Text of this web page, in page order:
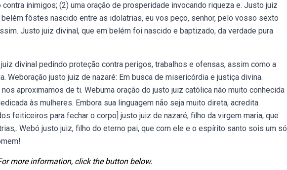
inimigos; (2) uma oração de prosperidade invocando riqueza e. Justo juiz
fôstes nascido entre as idolatrias, eu vos peço, senhor, pelo vosso sexto
Justo juiz divinal, que em belém foi nascido e baptizado, da verdade pura
divinal pedindo proteção contra perigos, trabalhos e ofensas, assim como a
Weboração justo juiz de nazaré: Em busca de misericórdia e justiça divina.
aproximamos de ti. Webuma oração do justo juiz católica não muito conhecida
às mulheres. Embora sua linguagem não seja muito direta, acredita.
feiticeiros para fechar o corpo] justo juiz de nazaré, filho da virgem maria, que
Webó justo juiz, filho do eterno pai, que com ele e o espírito santo sois um só
more information, click the button below.